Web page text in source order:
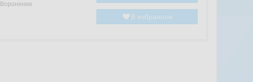
Воронение
В избранное